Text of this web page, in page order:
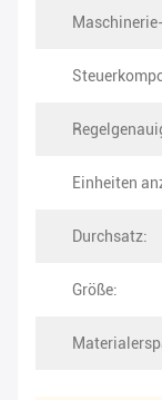
Einheiten
Durchsatz:
Größe: